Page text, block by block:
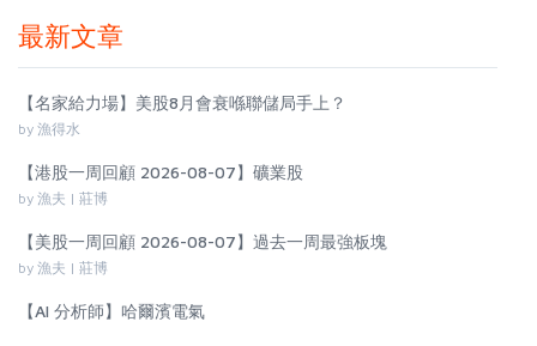
最新文章
【名家給力場】美股8月會衰喺聯儲局手上？
by 漁得水
【港股一周回顧 2026-08-07】礦業股
by 漁夫 | 莊博
【美股一周回顧 2026-08-07】過去一周最強板塊
by 漁夫 | 莊博
【AI 分析師】哈爾濱電氣